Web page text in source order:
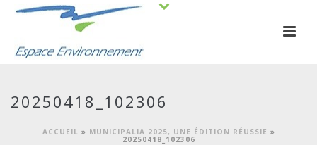
20250418_102306
ACCUEIL » MUNICIPALIA 2025, UNE ÉDITION RÉUSSIE »
20250418_102306